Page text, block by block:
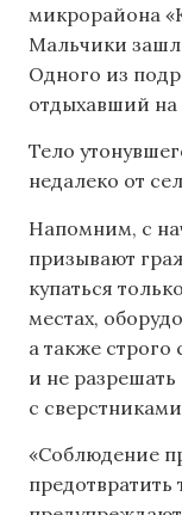
микрорайона
Мальчики
Одного из
отдыхавший на
Тело
недалеко от
Напомним, с
призывают
купаться
местах,
а также строго
и не
с
«Соблюдение